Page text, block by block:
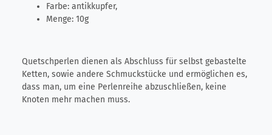
Farbe: antikkupfer,
Menge: 10g
Quetschperlen dienen als Abschluss für selbst gebastelte
Ketten, sowie andere Schmuckstücke und ermöglichen es,
dass man, um eine Perlenreihe abzuschließen, keine
Knoten mehr machen muss.